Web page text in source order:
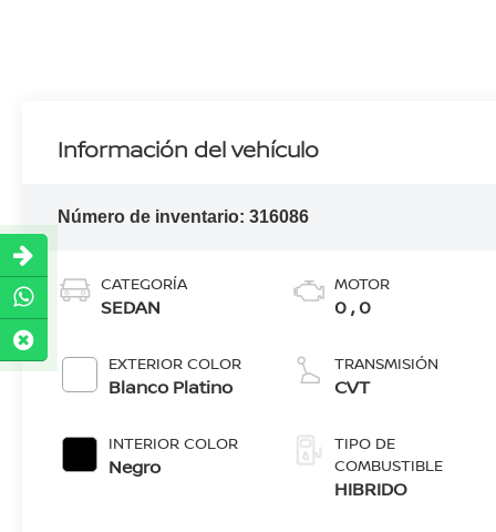
Información del vehículo
Número de inventario:316086
CATEGORÍA
SEDAN
EXTERIOR COLOR
Blanco Platino
INTERIOR COLOR
Negro
MOTOR
0 , 0
TRANSMISIÓN
CVT
TIPO DE
COMBUSTIBLE
HIBRIDO